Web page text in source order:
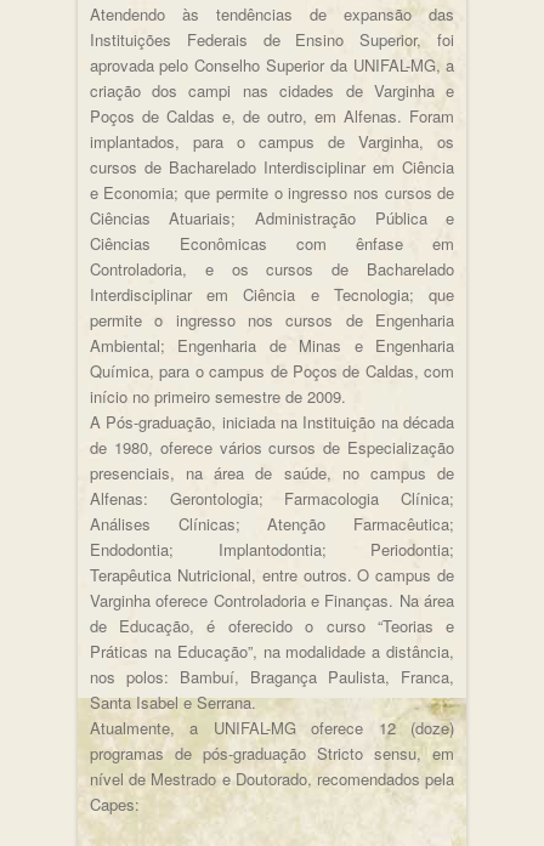
Atendendo às tendências de expansão das
Instituições Federais de Ensino Superior, foi
aprovada pelo Conselho Superior da UNIFAL-MG, a
criação dos campi nas cidades de Varginha e
Poços de Caldas e, de outro, em Alfenas. Foram
implantados, para o campus de Varginha, os
cursos de Bacharelado Interdisciplinar em Ciência
e Economia; que permite o ingresso nos cursos de
Ciências Atuariais; Administração Pública e
Ciências Econômicas com ênfase em
Controladoria, e os cursos de Bacharelado
Interdisciplinar em Ciência e Tecnologia; que
permite o ingresso nos cursos de Engenharia
Ambiental; Engenharia de Minas e Engenharia
Química, para o campus de Poços de Caldas, com
início no primeiro semestre de 2009.
A Pós-graduação, iniciada na Instituição na década
de 1980, oferece vários cursos de Especialização
presenciais, na área de saúde, no campus de
Alfenas: Gerontologia; Farmacologia Clínica;
Análises Clínicas; Atenção Farmacêutica;
Endodontia; Implantodontia; Periodontia;
Terapêutica Nutricional, entre outros. O campus de
Varginha oferece Controladoria e Finanças. Na área
de Educação, é oferecido o curso “Teorias e
Práticas na Educação”, na modalidade a distância,
nos polos: Bambuí, Bragança Paulista, Franca,
Santa Isabel e Serrana.
Atualmente, a UNIFAL-MG oferece 12 (doze)
programas de pós-graduação Stricto sensu, em
nível de Mestrado e Doutorado, recomendados pela
Capes: